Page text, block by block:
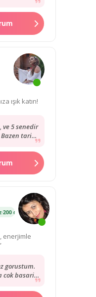
ışık katın!
ve 5 senedir
Bazen tarih
danışmanlık
enerjimle
gorustum.
cok basarili.
seklinde